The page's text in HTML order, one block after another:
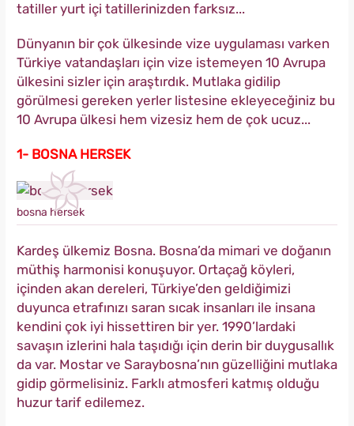
tatiller yurt içi tatillerinizden farksız...
Dünyanın bir çok ülkesinde vize uygulaması varken
Türkiye vatandaşları için vize istemeyen 10 Avrupa
ülkesini sizler için araştırdık. Mutlaka gidilip
görülmesi gereken yerler listesine ekleyeceğiniz bu
10 Avrupa ülkesi hem vizesiz hem de çok ucuz...
​1- BOSNA HERSEK
bosna hersek
Kardeş ülkemiz Bosna. Bosna’da mimari ve doğanın
müthiş harmonisi konuşuyor. Ortaçağ köyleri,
içinden akan dereleri, Türkiye’den geldiğimizi
duyunca etrafınızı saran sıcak insanları ile insana
kendini çok iyi hissettiren bir yer. 1990’lardaki
savaşın izlerini hala taşıdığı için derin bir duygusallık
da var. Mostar ve Saraybosna’nın güzelliğini mutlaka
gidip görmelisiniz. Farklı atmosferi katmış olduğu
huzur tarif edilemez.